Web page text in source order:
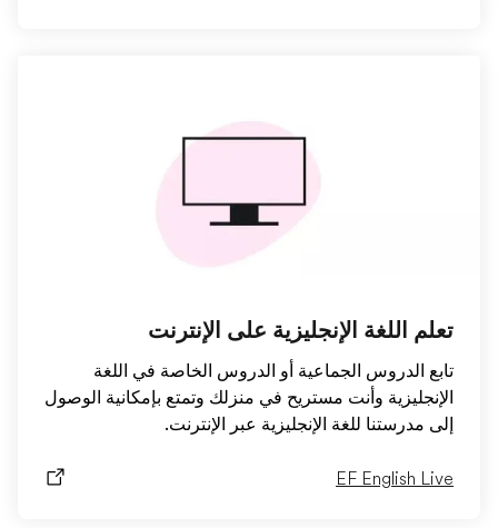
تعلم اللغة الإنجليزية على الإنترنت
تابع الدروس الجماعية أو الدروس الخاصة في اللغة
الإنجليزية وأنت مستريح في منزلك وتمتع بإمكانية الوصول
إلى مدرستنا للغة الإنجليزية عبر الإنترنت.
EF English Live